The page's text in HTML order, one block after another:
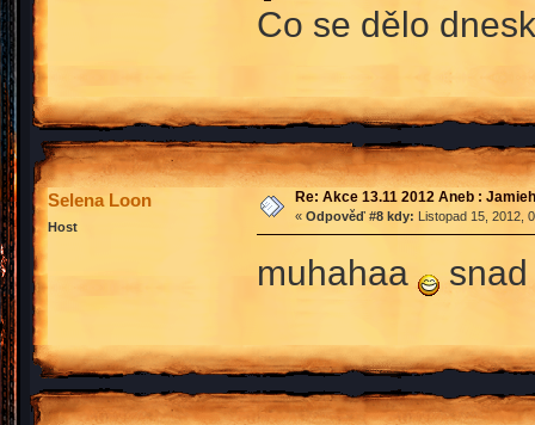
Co se dělo
Selena Loon
Host
Re: Akce 13.11 2012 Aneb :
« Odpověď #8 kdy: Listopad 15, 2012,
muhahaa snad